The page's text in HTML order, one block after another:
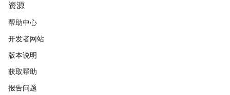
资源
帮助中心
开发者网站
版本说明
获取帮助
报告问题